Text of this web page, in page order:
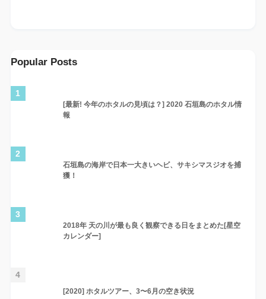
Popular Posts
1
[最新! 今年のホタルの見頃は？] 2020 石垣島のホタル情
報
2
石垣島の海岸で日本一大きいヘビ、サキシマスジオを捕
獲！
3
2018年 天の川が最も良く観察できる日をまとめた[星空
カレンダー]
4
[2020] ホタルツアー、3〜6月の空き状況